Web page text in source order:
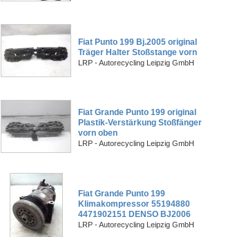
Fiat Punto 199 Bj.2005 original
Träger Halter Stoßstange vorn
LRP - Autorecycling Leipzig GmbH
Fiat Grande Punto 199 original
Plastik-Verstärkung Stoßfänger
vorn oben
LRP - Autorecycling Leipzig GmbH
Fiat Grande Punto 199
Klimakompressor 55194880
4471902151 DENSO BJ2006
LRP - Autorecycling Leipzig GmbH